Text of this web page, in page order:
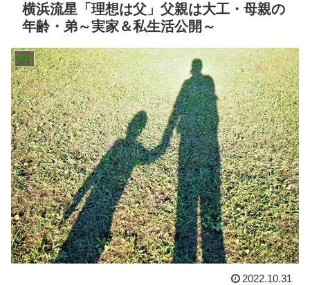
横浜流星「理想は父」父親は大工・母親の
年齢・弟～実家＆私生活公開～
芸能
2022.10.31